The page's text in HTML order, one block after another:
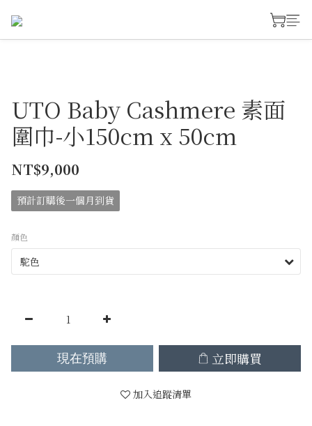
UTO Baby Cashmere 素面
圍巾-小150cm x 50cm
NT$9,000
預計訂購後一個月到貨
顏色
現在預購 立即購買
加入追蹤清單